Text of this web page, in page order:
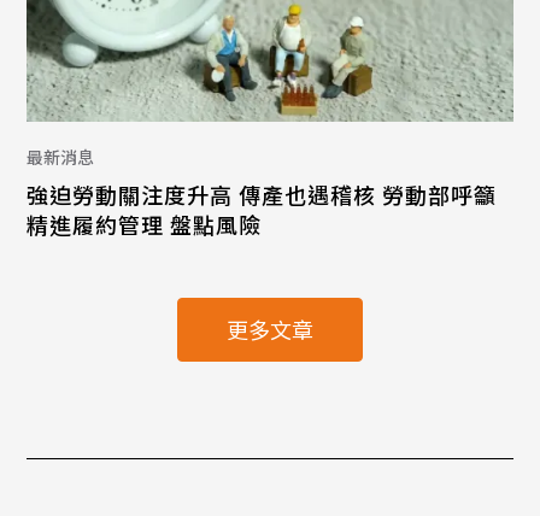
最新消息
強迫勞動關注度升高 傳產也遇稽核 勞動部呼籲
精進履約管理 盤點風險
更多文章